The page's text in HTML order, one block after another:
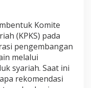
Komite
(KPKS) pada
pengembangan
melalui
syariah. Saat ini
rekomendasi